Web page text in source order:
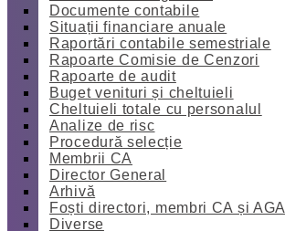
Documente contabile
Situații financiare anuale
Raportări contabile semestriale
Rapoarte Comisie de Cenzori
Rapoarte de audit
Buget venituri și cheltuieli
Cheltuieli totale cu personalul
Analize de risc
Procedură selecție
Membrii CA
Director General
Arhivă
Foști directori, membri CA și AGA
Diverse